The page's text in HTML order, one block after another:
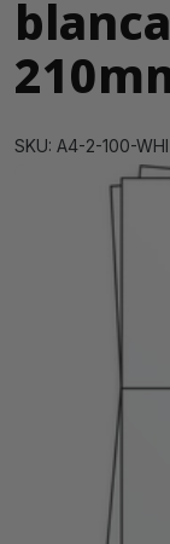
SKU: A4-2-100-WHI